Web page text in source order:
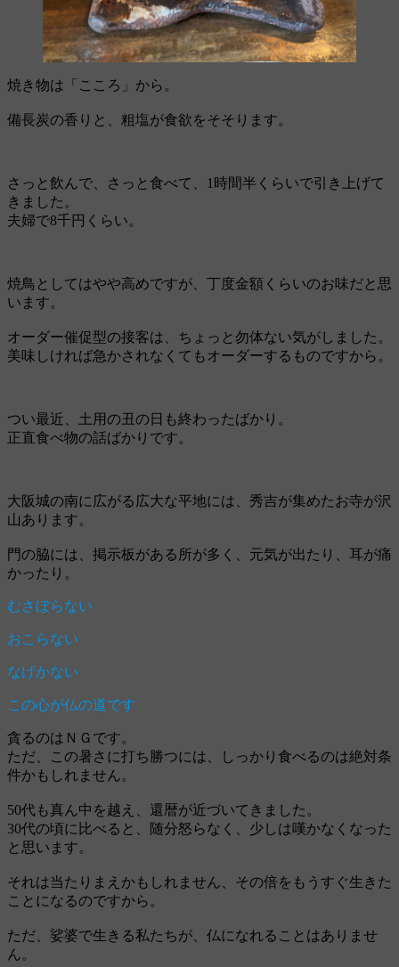
焼き物は「こころ」から。
備長炭の香りと、粗塩が食欲をそそります。
さっと飲んで、さっと食べて、1時間半くらいで引き上げて
きました。
夫婦で8千円くらい。
焼鳥としてはやや高めですが、丁度金額くらいのお味だと思
います。
オーダー催促型の接客は、ちょっと勿体ない気がしました。
美味しければ急かされなくてもオーダーするものですから。
つい最近、土用の丑の日も終わったばかり。
正直食べ物の話ばかりです。
大阪城の南に広がる広大な平地には、秀吉が集めたお寺が沢
山あります。
門の脇には、掲示板がある所が多く、元気が出たり、耳が痛
かったり。
むさぼらない
おこらない
なげかない
この心が仏の道です
貪るのはＮＧです。
ただ、この暑さに打ち勝つには、しっかり食べるのは絶対条
件かもしれません。
50代も真ん中を越え、還暦が近づいてきました。
30代の頃に比べると、随分怒らなく、少しは嘆かなくなった
と思います。
それは当たりまえかもしれません、その倍をもうすぐ生きた
ことになるのですから。
ただ、娑婆で生きる私たちが、仏になれることはありませ
ん。